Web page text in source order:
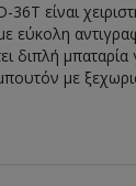
είναι
εύκολη
διπλή μπαταρία
με